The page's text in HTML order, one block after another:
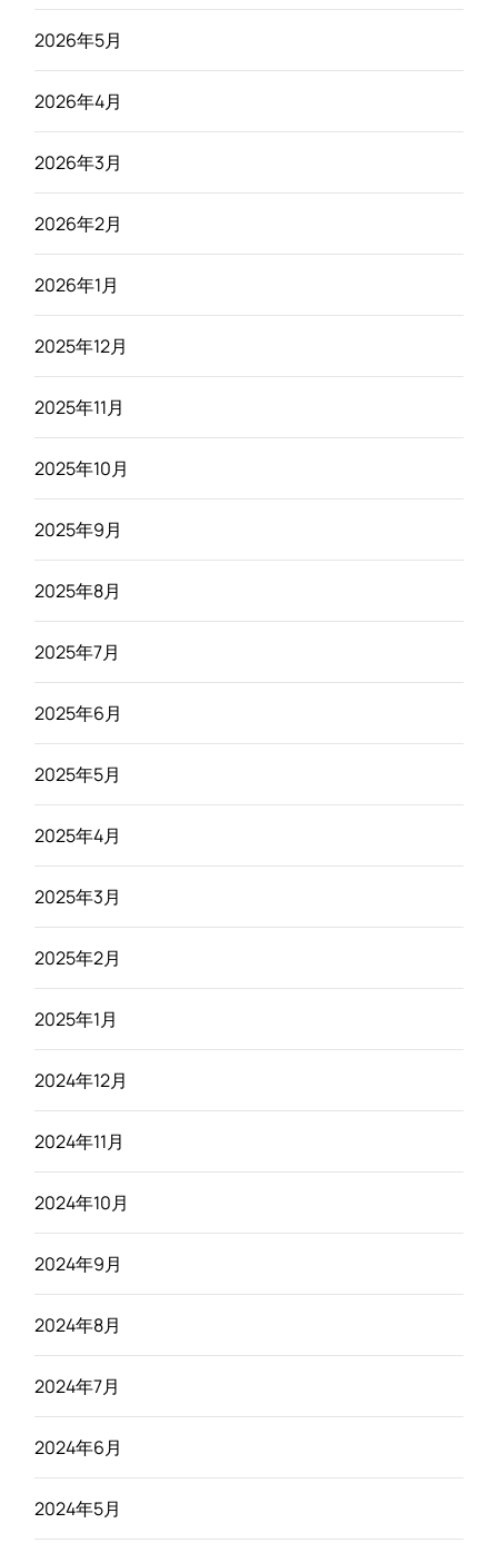
2026年5月
2026年4月
2026年3月
2026年2月
2026年1月
2025年12月
2025年11月
2025年10月
2025年9月
2025年8月
2025年7月
2025年6月
2025年5月
2025年4月
2025年3月
2025年2月
2025年1月
2024年12月
2024年11月
2024年10月
2024年9月
2024年8月
2024年7月
2024年6月
2024年5月